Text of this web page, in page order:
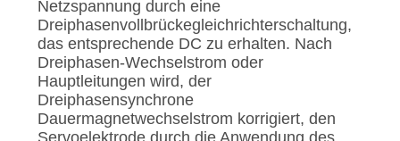
Netzspannung durch eine
Dreiphasenvollbrückegleichrichterschaltung,
das entsprechende DC zu erhalten. Nach
Dreiphasen-Wechselstrom oder
Hauptleitungen wird, der
Dreiphasensynchrone
Dauermagnetwechselstrom korrigiert, den